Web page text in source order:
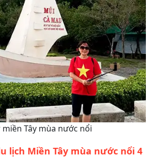
miền Tây mùa nước nổi
lịch Miền Tây mùa nước nổi 4